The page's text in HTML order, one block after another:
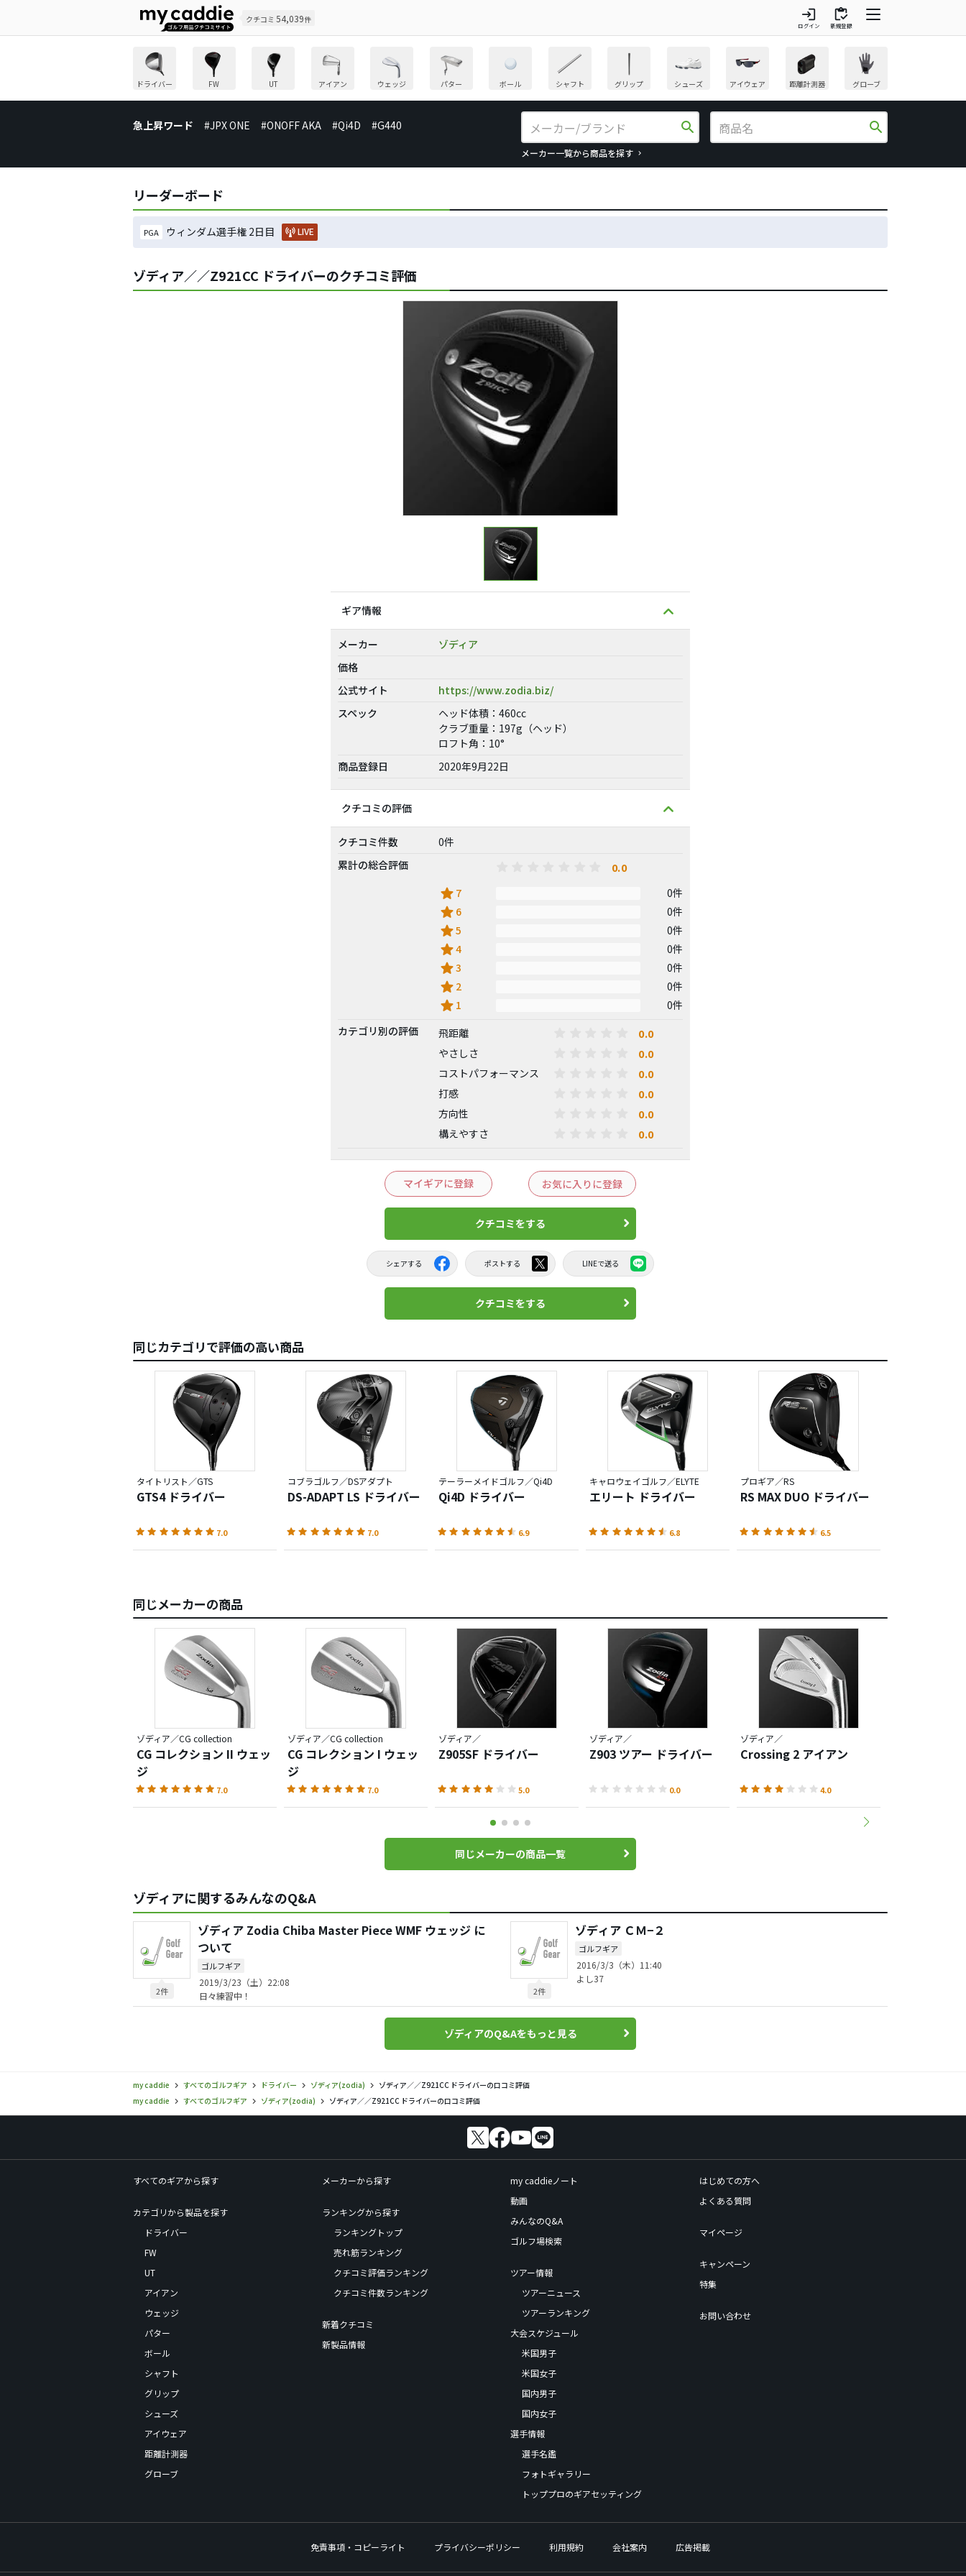
クチコミ 54,039件 login
ログイン
inventory
新規登録
ドライバー FW UT アイアン ウェッジ パター ボール シャフト グリップ シューズ アイウェア 距離計測器 グローブ
急上昇ワード #JPX ONE #ONOFF AKA #Qi4D #G440 search
メーカー一覧から商品を探す
search
リーダーボード
PGA ウィンダム選手権 2日目 LIVE
ゾディア／／Z921CC ドライバーのクチコミ評価
ギア情報
メーカー
ゾディア
価格
公式サイト
https://www.zodia.biz/
スペック
ヘッド体積：460cc
クラブ重量：197g（ヘッド）
ロフト角：10°
商品登録日
2020年9月22日
クチコミの評価
クチコミ件数
0件
累計の総合評価
0.0
star 7 0件
star 6 0件
star5 0件
star4 0件
star3 0件
star 2 0件
star 1
0件
カテゴリ別の評価
飛距離 0.0
やさしさ 0.0
コストパフォーマンス 0.0
打感 0.0
方向性 0.0
構えやすさ 0.0
マイギアに登録 お気に入りに登録
クチコミをする
シェアする ポストする LINEで送る
クチコミをする
同じカテゴリで評価の高い商品
タイトリスト／GTS
GTS4 ドライバー
7.0
コブラゴルフ／DSアダプト
DS-ADAPT LS ドライバー
7.0
テーラーメイドゴルフ／Qi4D
Qi4D ドライバー
6.9
キャロウェイゴルフ／ELYTE
エリート ドライバー
6.8
プロギア／RS
RS MAX DUO ドライバー
6.5
同じメーカーの商品
ゾディア／CG collection
CG コレクション II ウェッ
ジ
7.0
ゾディア／CG collection
CG コレクション I ウェッ
ジ
7.0
ゾディア／
Z905SF ドライバー
5.0
ゾディア／
Z903 ツアー ドライバー
0.0
ゾディア／
Crossing 2 アイアン
4.0
同じメーカーの商品一覧
ゾディアに関するみんなのQ&A
2件
ゾディア Zodia Chiba Master Piece WMF ウェッジ に
ついて
ゴルフギア
2019/3/23（土）22:08
日々練習中！
2件
ゾディア ＣＭ−２
ゴルフギア
2016/3/3（木）11:40
よし37
ゾディアのQ&Aをもっと見る
my caddie すべてのゴルフギア ドライバー ゾディア(zodia)
ゾディア／／Z921CC ドライバーの口コミ評価
my caddie
すべてのゴルフギア ゾディア(zodia) ゾディア／／Z921CC ドライバーの口コミ評価
すべてのギアから探す
カテゴリから製品を探す
ドライバー
FW
UT
アイアン
ウェッジ
パター
ボール
シャフト
グリップ
シューズ
アイウェア
距離計測器
グローブ
メーカーから探す
ランキングから探す
ランキングトップ
売れ筋ランキング
クチコミ評価ランキング
クチコミ件数ランキング
新着クチコミ
新製品情報
my caddieノート
動画
みんなのQ&A
ゴルフ場検索
ツアー情報
ツアーニュース
ツアーランキング
大会スケジュール
米国男子
米国女子
国内男子
国内女子
選手情報
選手名鑑
フォトギャラリー
トッププロのギアセッティング
はじめての方へ
よくある質問
マイページ
キャンペーン
特集
お問い合わせ
免責事項・コピーライト プライバシーポリシー 利用規約 会社案内 広告掲載